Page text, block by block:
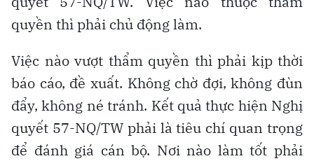
quyền thì phải chủ động làm.
Việc nào vượt thẩm quyền thì phải kịp thời
báo cáo, đề xuất. Không chờ đợi, không đùn
đẩy, không né tránh. Kết quả thực hiện Nghị
quyết 57-NQ/TW phải là tiêu chí quan trọng
để đánh giá cán bộ. Nơi nào làm tốt phải